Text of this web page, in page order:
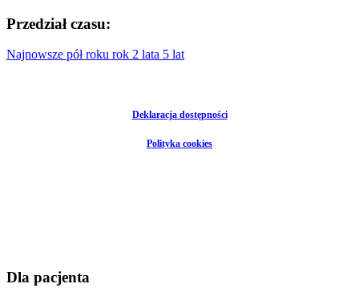
Przedział czasu:
Najnowsze pół roku rok 2 lata 5 lat
Deklaracja dostępności
Polityka cookies
Dla pacjenta